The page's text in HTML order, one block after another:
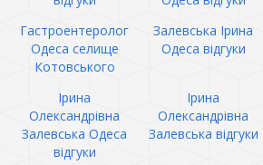
Гастроентеролог
Одеса селище
Котовського
Залевська Ірина
Одеса відгуки
Ірина
Олександрівна
Залевська Одеса
відгуки
Ірина
Олександрівна
Залевська відгуки